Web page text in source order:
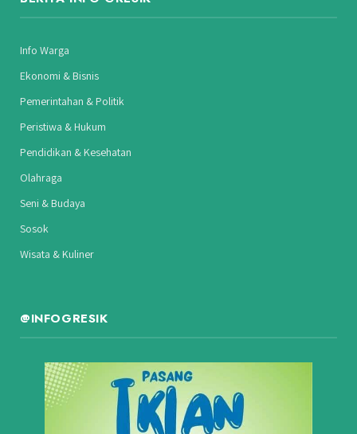
Info Warga
Ekonomi & Bisnis
Pemerintahan & Politik
Peristiwa & Hukum
Pendidikan & Kesehatan
Olahraga
Seni & Budaya
Sosok
Wisata & Kuliner
@INFOGRESIK